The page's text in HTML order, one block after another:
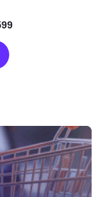
tem um papel